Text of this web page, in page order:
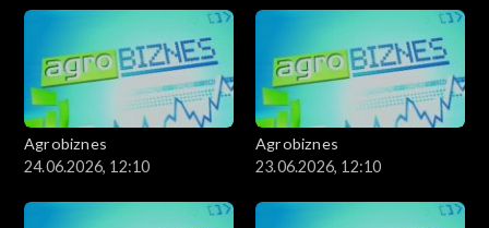
Agrobiznes
24.06.2026, 12:10
Agrobiznes
23.06.2026, 12:10